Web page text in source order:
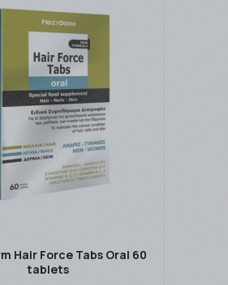
Hair Force Tabs Oral 60
tablets